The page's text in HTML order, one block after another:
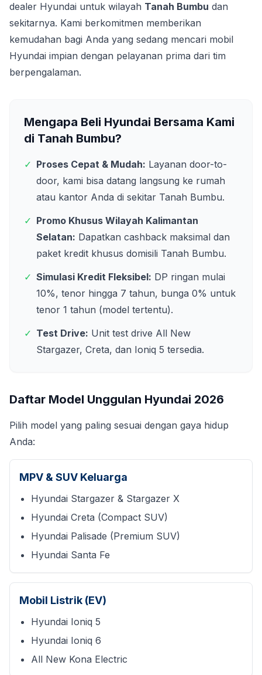
dealer Hyundai untuk wilayah Tanah Bumbu dan
sekitarnya. Kami berkomitmen memberikan
kemudahan bagi Anda yang sedang mencari mobil
Hyundai impian dengan pelayanan prima dari tim
berpengalaman.
Mengapa Beli Hyundai Bersama Kami
di Tanah Bumbu?
✓ Proses Cepat & Mudah: Layanan door-to-
door, kami bisa datang langsung ke rumah
atau kantor Anda di sekitar Tanah Bumbu.
✓ Promo Khusus Wilayah Kalimantan
Selatan: Dapatkan cashback maksimal dan
paket kredit khusus domisili Tanah Bumbu.
✓ Simulasi Kredit Fleksibel: DP ringan mulai
10%, tenor hingga 7 tahun, bunga 0% untuk
tenor 1 tahun (model tertentu).
✓ Test Drive: Unit test drive All New
Stargazer, Creta, dan Ioniq 5 tersedia.
Daftar Model Unggulan Hyundai 2026
Pilih model yang paling sesuai dengan gaya hidup
Anda:
MPV & SUV Keluarga
Hyundai Stargazer & Stargazer X
Hyundai Creta (Compact SUV)
Hyundai Palisade (Premium SUV)
Hyundai Santa Fe
Mobil Listrik (EV)
Hyundai Ioniq 5
Hyundai Ioniq 6
All New Kona Electric